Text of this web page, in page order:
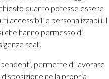
quanto potesse essere
accessibili e personalizzabili. I
che hanno permesso di
reali.
permette di lavorare
disposizione nella propria